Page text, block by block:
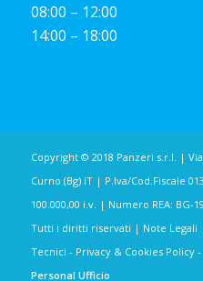
08:00 – 12:00
14:00 – 18:00
Copyright © 2018 Panzeri s.r.l. |
Curno (Bg) IT | P.Iva/Cod.Fiscale
100.000,00 i.v. | Numero REA: BG-
Tutti i diritti riservati | Note Legali
Tecnici - Privacy & Cookies Policy-
Personal Ufficio